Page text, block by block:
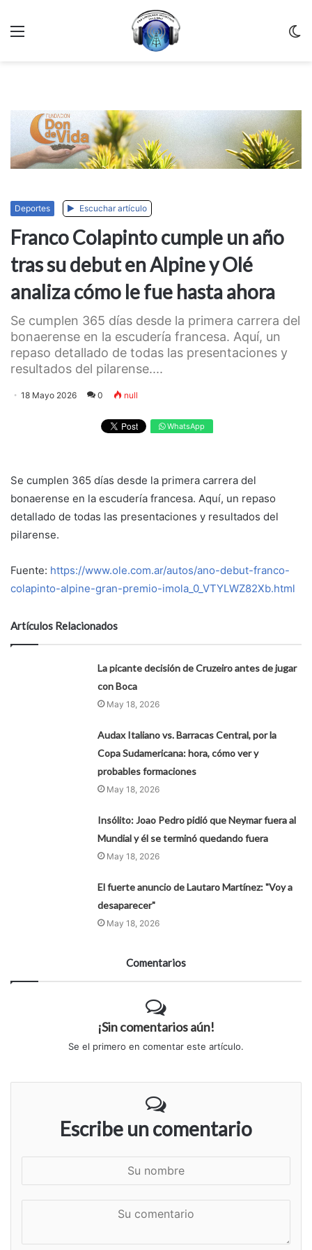
Deportes Escuchar artículo
Franco Colapinto cumple un año
tras su debut en Alpine y Olé
analiza cómo le fue hasta ahora
Se cumplen 365 días desde la primera carrera del
bonaerense en la escudería francesa. Aquí, un
repaso detallado de todas las presentaciones y
resultados del pilarense....
18 Mayo 2026 0 null
WhatsApp
Se cumplen 365 días desde la primera carrera del
bonaerense en la escudería francesa. Aquí, un repaso
detallado de todas las presentaciones y resultados del
pilarense.
Fuente: https://www.ole.com.ar/autos/ano-debut-franco-
colapinto-alpine-gran-premio-imola_0_VTYLWZ82Xb.html
Artículos Relacionados
La picante decisión de Cruzeiro antes de jugar
con Boca
May 18, 2026
Audax Italiano vs. Barracas Central, por la
Copa Sudamericana: hora, cómo ver y
probables formaciones
May 18, 2026
Insólito: Joao Pedro pidió que Neymar fuera al
Mundial y él se terminó quedando fuera
May 18, 2026
El fuerte anuncio de Lautaro Martínez: "Voy a
desaparecer"
May 18, 2026
Comentarios
¡Sin comentarios aún!
Se el primero en comentar este artículo.
Escribe un comentario